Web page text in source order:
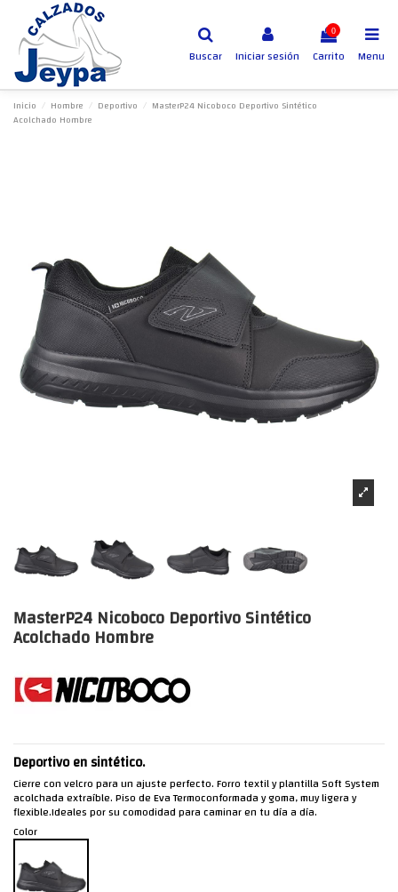
Buscar Iniciar sesión
0
Carrito Menu
Inicio Hombre Deportivo
MasterP24 Nicoboco Deportivo Sintético
Acolchado Hombre
MasterP24 Nicoboco Deportivo Sintético
Acolchado Hombre
Deportivo en sintético.
Cierre con velcro para un ajuste perfecto. Forro textil y plantilla Soft System
acolchada extraíble. Piso de Eva Termoconformada y goma, muy ligera y
flexible.Ideales por su comodidad para caminar en tu día a día.
Color